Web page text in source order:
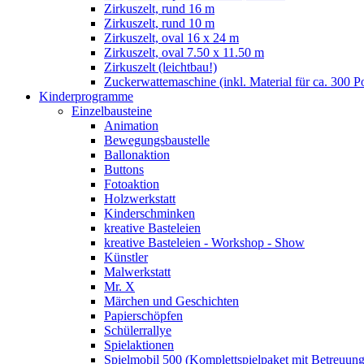
Zirkuszelt, rund 16 m
Zirkuszelt, rund 10 m
Zirkuszelt, oval 16 x 24 m
Zirkuszelt, oval 7.50 x 11.50 m
Zirkuszelt (leichtbau!)
Zuckerwattemaschine (inkl. Material für ca. 300
Kinderprogramme
Einzelbausteine
Animation
Bewegungsbaustelle
Ballonaktion
Buttons
Fotoaktion
Holzwerkstatt
Kinderschminken
kreative Basteleien
kreative Basteleien - Workshop - Show
Künstler
Malwerkstatt
Mr. X
Märchen und Geschichten
Papierschöpfen
Schülerrallye
Spielaktionen
Spielmobil 500 (Komplettspielpaket mit